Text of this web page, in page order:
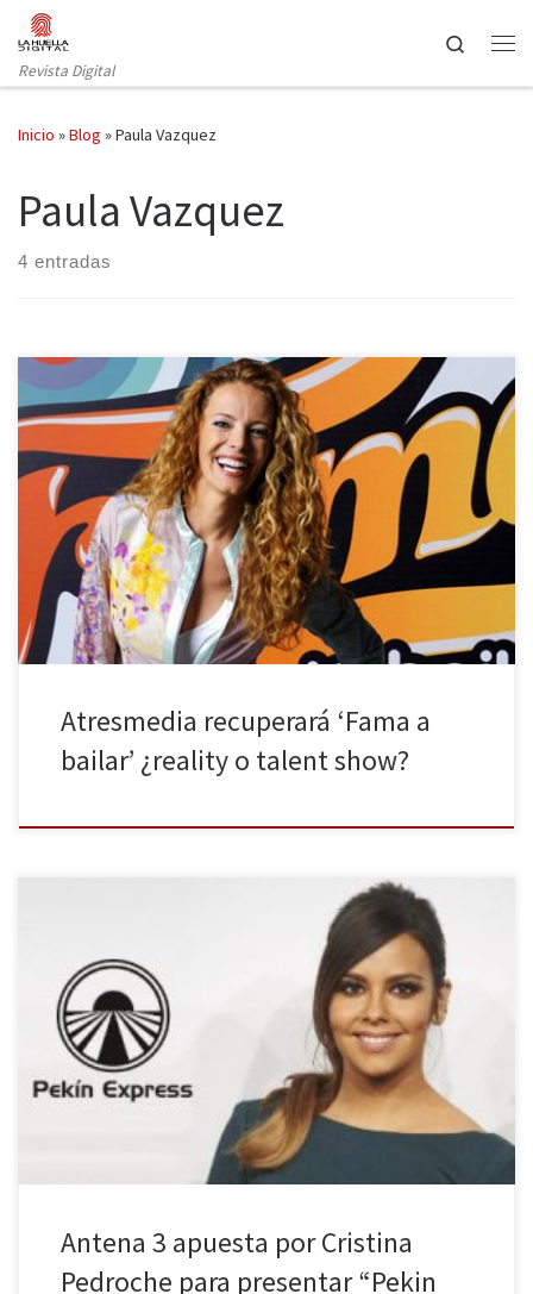
Saltar al contenido
Revista Digital
Search
Inicio »Blog »Paula Vazquez
Paula Vazquez
4 entradas
Parece que el grupo Atresmedia ha cogido el gusto a eso de
rescatar formatos que un día fueron de éxito y si son de su
principal rival todavía mejor. Si hace menos de un año la cadena
de San Sebastián de los Reyes arrebataba a Cuatro su reality de
aventuras […]
Atresmedia recuperará ‘Fama a
bailar’ ¿reality o talent show?
Si hace apenas un mes nos enterábamos de que Atresmedia
adquiría los derechos del reality más aventurero de la pequeña
pantalla, ahora nos enteramos de que Cristina Pedroche será la
encargada de conducirlo. Ya sea por sus dotes como
presentadora o por su fuerte tirón mediático Antena 3 apuesta por
[…]
Antena 3 apuesta por Cristina
Pedroche para presentar “Pekin